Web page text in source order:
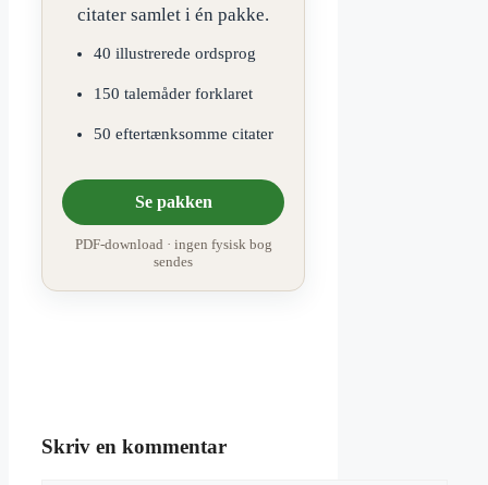
citater samlet i én pakke.
40 illustrerede ordsprog
150 talemåder forklaret
50 eftertænksomme citater
Se pakken
PDF-download · ingen fysisk bog
sendes
Skriv en kommentar